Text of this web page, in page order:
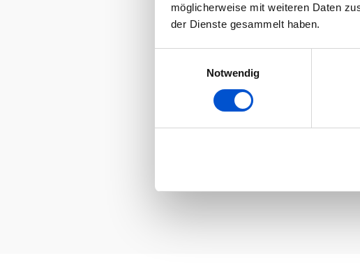
möglicherweise mit weiteren Daten
der Dienste gesammelt haben.
Notwendig